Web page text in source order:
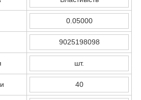
0.05000
9025198098
шт.
40